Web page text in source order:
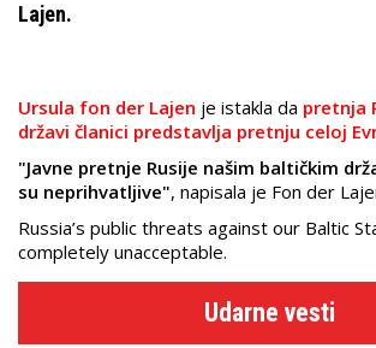
Lajen.
Ursula fon der Lajen je istakla da pretnja
državi članici predstavlja pretnju celoj
"Javne pretnje Rusije našim baltičkim
su neprihvatljive", napisala je Fon der
Russia’s public threats against our Baltic
completely unacceptable.
Udarne vesti